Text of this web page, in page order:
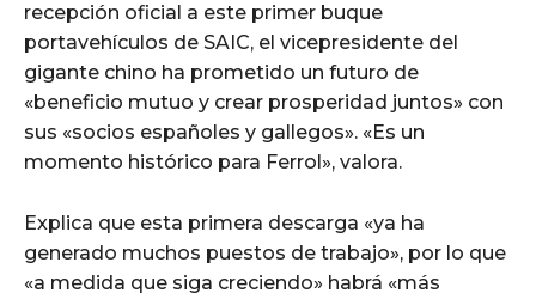
recepción oficial a este primer buque
portavehículos de SAIC, el vicepresidente del
gigante chino ha prometido un futuro de
«beneficio mutuo y crear prosperidad juntos» con
sus «socios españoles y gallegos». «Es un
momento histórico para Ferrol», valora.
Explica que esta primera descarga «ya ha
generado muchos puestos de trabajo», por lo que
«a medida que siga creciendo» habrá «más